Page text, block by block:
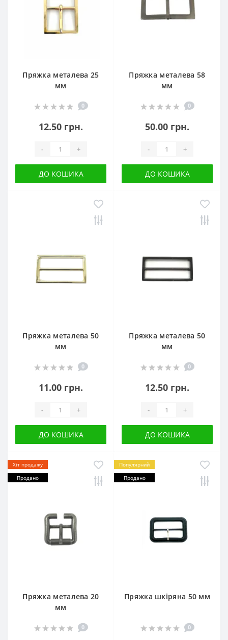
Пряжка металева 25
мм
0
12.50 грн.
- +
ДО КОШИКА
Пряжка металева 58
мм
0
50.00 грн.
- +
ДО КОШИКА
Пряжка металева 50
мм
0
11.00 грн.
- +
ДО КОШИКА
Пряжка металева 50
мм
0
12.50 грн.
- +
ДО КОШИКА
Хіт продажу
Продано
Пряжка металева 20
мм
0
Популярний
Продано
Пряжка шкіряна 50 мм
0